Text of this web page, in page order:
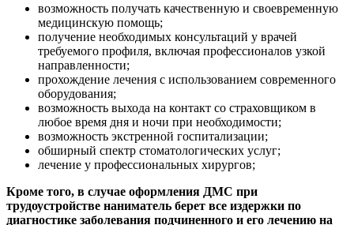
возможность получать качественную и своевременную
медицинскую помощь;
получение необходимых консультаций у врачей
требуемого профиля, включая профессионалов узкой
направленности;
прохождение лечения с использованием современного
оборудования;
возможность выхода на контакт со страховщиком в
любое время дня и ночи при необходимости;
возможность экстренной госпитализации;
обширный спектр стоматологических услуг;
лечение у профессиональных хирургов;
Кроме того, в случае оформления ДМС при
трудоустройстве наниматель берет все издержки по
диагностике заболевания подчиненного и его лечению на